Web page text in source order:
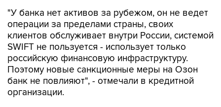
"У банка нет активов за рубежом, он не ведет
операции за пределами страны, своих
клиентов обслуживает внутри России, системой
SWIFT не пользуется - использует только
российскую финансовую инфраструктуру.
Поэтому новые санкционные меры на Озон
банк не повлияют", - отмечали в кредитной
организации.